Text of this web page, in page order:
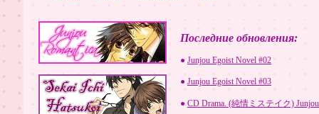
Последние обновления:
● Junjou Egoist Novel #02
● Junjou Egoist Novel #03
● CD Drama. (純情ミステイク)